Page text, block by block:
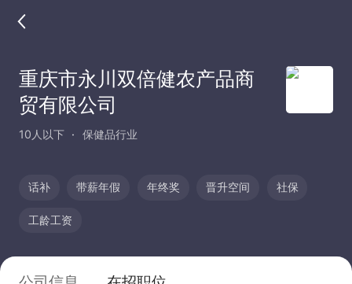
重庆市永川双倍健农产品商
贸有限公司
10人以下 保健品行业
话补 带薪年假 年终奖 晋升空间 社保
工龄工资